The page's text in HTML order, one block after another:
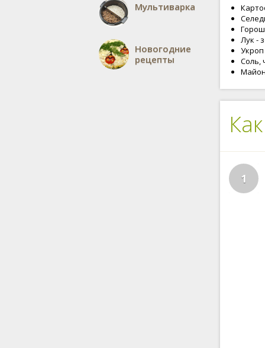
Мультиварка
Новогодние
рецепты
Лук -
Укроп
Соль,
1